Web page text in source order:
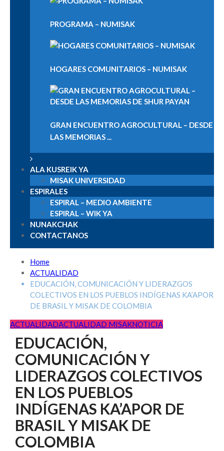
PROGRAMA – NUMISAK
HOGARES COMUNITARIOS – NUMISAK
GRAN ENCUENTRO AGROCULTURAL – DESDE
LAS MEMORIAS ...
ALA KUSREIK YA
MISAK UNIVERSIDAD
ESPIRALES
ESPIRAL – MEDIO AMBIENTE
ESPIRAL – WIK YA
NUNAKCHAK
CONTACTANOS
PRESELECCION HOJAS DE VIDA VACANTE I.E. LA
CAMPANAabril 28, 2026
Convocatoria Docente catedra Namtrikabril 15, 2026
Convocatoria Docente de aula para media vocacional
RESULTADOS DINAMIZADOR LENGUA CASTELLANA
I.E. MAMA MANUELA
PRESELECCION CONVOCATORIA DINAMIZADOR
PEDAGOGICO I.E.M. MAMA MANUELA SEDE
PRINCI...febrero 6, 2026
Home
ACTUALIDAD
EDUCACIÓN, COMUNICACIÓN Y LIDERAZGOS
COLECTIVOS EN LOS PUEBLOS INDÍGENAS KA’APOR
DE BRASIL Y MISAK DE COLOMBIA
ACTUALIDADACTUALIDAD MISAKNOTICIA
EDUCACIÓN,
COMUNICACIÓN Y
LIDERAZGOS COLECTIVOS
EN LOS PUEBLOS
INDÍGENAS KA’APOR DE
BRASIL Y MISAK DE
COLOMBIA